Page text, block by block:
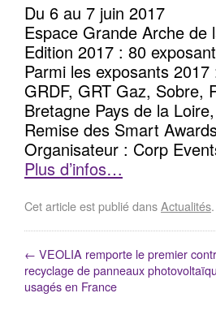
Du 6 au 7 juin 2017
Espace Grande Arche de
Edition 2017 : 80
Parmi les exposants
GRDF, GRT Gaz, Sobre,
Bretagne Pays de la
Remise des Smart
Organisateur : Corp
Plus d’infos…
Cet article est publié dansActualités
← VEOLIA remporte le premier
recyclage de panneaux
usagés en France